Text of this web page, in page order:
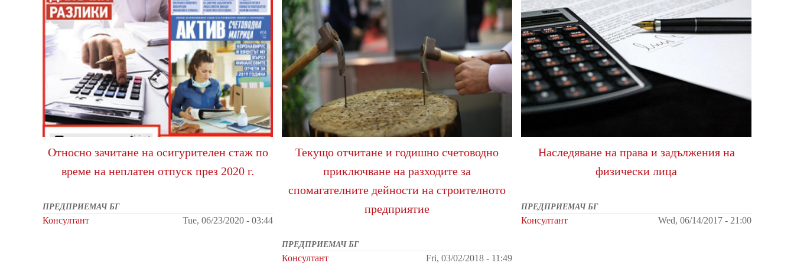
Относно зачитане на осигурителен стаж по
време на неплатен отпуск през 2020 г.
ПРЕДПРИЕМАЧ БГ
Консултант Tue, 06/23/2020 - 03:44
Текущо отчитане и годишно счетоводно
приключване на разходите за
спомагателните дейности на строителното
предприятие
ПРЕДПРИЕМАЧ БГ
Консултант Fri, 03/02/2018 - 11:49
Наследяване на права и задължения на
физически лица
ПРЕДПРИЕМАЧ БГ
Консултант Wed, 06/14/2017 - 21:00